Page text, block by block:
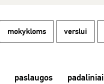
mokykloms verslui
paslaugos padaliniai